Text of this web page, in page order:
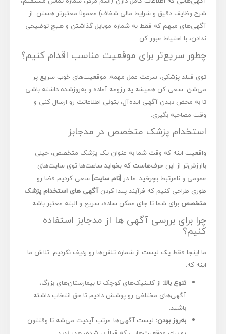
شرح وظایف دقیق و شرایط مالی شفاف) معمولاً معتبرتر هستن. از
آگهی‌های مبهم که فقط یه شماره موبایل گذاشتن و هیچ توضیحی
ندادن، با احتیاط عبور کن.
چطور سریع‌تر برای موقعیت مناسب اقدام کنیم؟
توی فیلد پزشکی، سرعت عمل مهمه. موقعیت‌های خوب سریع پر
می‌شن. سعی کن همیشه یه رزومه آماده و به‌روزشده داشته باشی
تا به محض دیدن آگهی ایده‌آل، بتونی اطلاعاتت رو ارسال کنی و
وقت مصاحبه بگیری.
استخدام پزشک متخصص در مدجابز
واقعیت اینه که وقت شما به عنوان یک پزشک متخصص، خیلی
باارزش‌تر از این حرف‌هاست که بخواید ساعت‌ها توی سایت‌های
عمومی و نامرتبط بچرخید. ما در[نام سایت] سعی کردیم فضا رو
طوری طراحی کنیم که فرآیند پیدا کردنآگهی های استخدام پزشک
متخصص برای شما تا جای ممکن ساده، سریع و البته معتبر باشه.
چرا برای بررسی آگهی ها از مدجابز استفاده
کنیم؟
ما اینجا فقط یک لیست از شماره تلفن‌ها رو ردیف نکردیم. تلاش ما
اینه که:
تنوع بالا: از کلینیک‌های کوچک تا بیمارستان‌های بزرگ،
آگهی‌های مختلفی رو پوشش دادیم تا حق انتخاب داشته
باشید.
به‌روز بودن: لیست آگهی‌ها مرتب آپدیت می‌شه تا وقتتون